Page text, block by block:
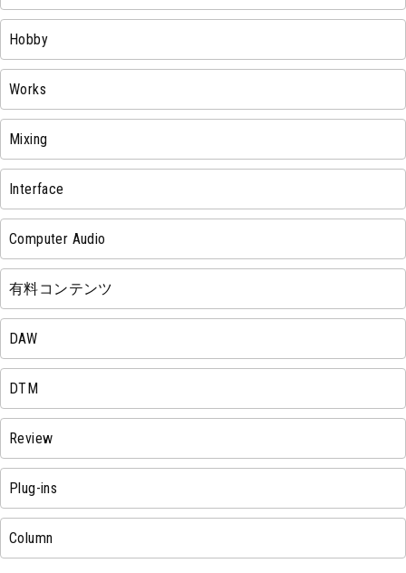
Hobby
Works
Mixing
Interface
Computer Audio
有料コンテンツ
DAW
DTM
Review
Plug-ins
Column